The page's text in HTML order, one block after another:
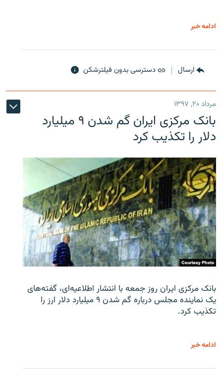
ادامه خبر
ارسال دسترسی بدون فیلترشکن
مرداد ۲۰, ۱۳۹۷
بانک مرکزی ایران گم شدن ۹ میلیارد
دلار را تکذیب کرد
بانک مرکزی ایران روز جمعه با انتشار اطلاعیه‌ای، گفته‌های
یک نماینده مجلس درباره گم شدن ۹ میلیارد دلار ارز را
تکذیب کرد.
ادامه خبر